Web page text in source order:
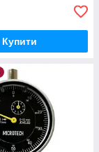
Купити